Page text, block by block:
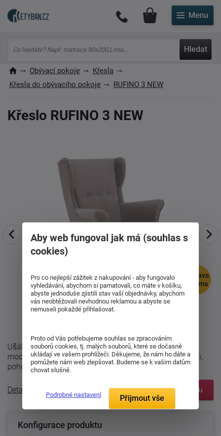
Hledat
Můj účet
Obývací pokoje
Křesla
Křesla do obývacího pokoje
RUFINO 3 NEW
Křeslo RUFINO 3 NEW
doprava
zdarma
Ušáky zažívají velký comeback! Jedním takovým je i
moderní křeslo Rufino. Ať je jeho způsob použití jakýkoli,
pohodlnost by měla být ...
Detailní popis Zobrazit prvky systému
Konfigurace produktu
Aby web fungoval jak má (souhlas s
cookies)
Pro co nejlepší zážitek z nakupování - aby fungovalo
vyhledávání, abychom si pamatovali, co máte v košíku,
abyste jednoduše zjistili stav vaší objednávky, abychom
vás neobtěžovali nevhodnou reklamou a abyste se
nemuseli pokaždé přihlašovat.
Proto od Vás potřebujeme souhlas se zpracováním
souborů cookies, tj. malých souborů, které se dočasně
ukládají ve vašem prohlížeči. Děkujeme, že nám ho dáte a
pomůžete nám web zlepšovat. Budeme se k vašim datům
chovat slušně.
Podrobné nastavení Přijmout vše